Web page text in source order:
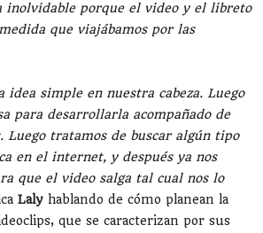
inolvidable porque el video y el libreto
que viajábamos por las
idea simple en nuestra cabeza. Luego
para desarrollarla acompañado de
Luego tratamos de buscar algún tipo
en el internet, y después ya nos
que el video salga tal cual nos lo
Laly hablando de cómo planean la
que se caracterizan por sus